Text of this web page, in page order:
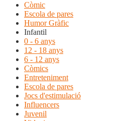
Còmic
Escola de pares
Humor Gràfic
Infantil
0 - 6 anys
12 - 18 anys
6 - 12 anys
Còmics
Entreteniment
Escola de pares
Jocs d'estimulació
Influencers
Juvenil